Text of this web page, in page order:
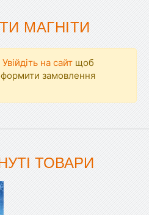
МАГНІТИ
Увійдіть на сайт щоб
замовлення
ТОВАРИ